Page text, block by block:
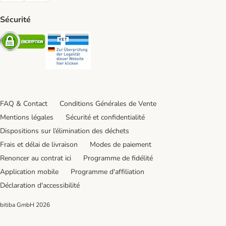
Sécurité
Security
FAQ & Contact
Conditions Générales de Vente
Mentions légales
Sécurité et confidentialité
Dispositions sur l’élimination des déchets
Frais et délai de livraison
Modes de paiement
Renoncer au contrat ici
Programme de fidélité
Application mobile
Programme d'affiliation
Déclaration d'accessibilité
bitiba GmbH 2026